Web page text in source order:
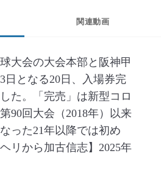
関連動画
大会の大会本部と阪神甲
日となる20日、入場券完
た。「完売」は新型コロ
90回大会（2018年）以来
った21年以降では初め
リから加古信志】2025年